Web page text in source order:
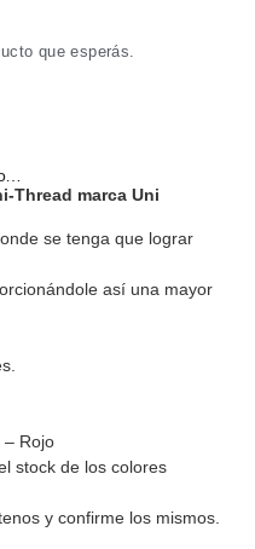
que esperás.
Thread marca Uni
se tenga que lograr
así una mayor
– Rojo
stock de los colores
y confirme los mismos.